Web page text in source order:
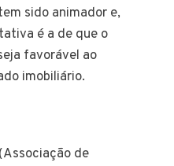
sido animador e,
é a de que o
favorável ao
imobiliário.
de